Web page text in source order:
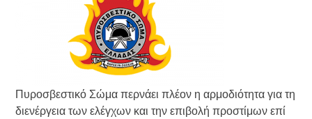
Πυροσβεστικό Σώμα περνάει πλέον η αρμοδιότητα για τη
διενέργεια των ελέγχων και την επιβολή προστίμων επί